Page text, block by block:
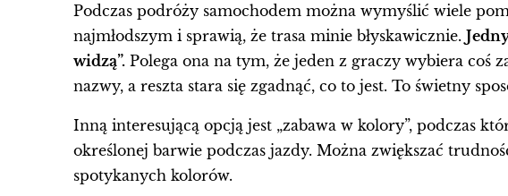
Podczas podróży samochodem można wymyślić wiele
najmłodszym i sprawią, że trasa minie błyskawicznie.
widzą”.Polega ona na tym, że jeden z graczy wybiera coś
nazwy, a reszta stara się zgadnąć, co to jest. To świetny
Inną interesującą opcją jest „zabawa w kolory”, podczas
określonej barwie podczas jazdy. Można zwiększać
spotykanych kolorów.